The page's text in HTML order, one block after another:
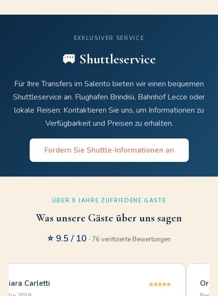
EXKLUSIVER SERVICE
🚐 Shuttleservice
Für Ihre Transfers im Salento bieten wir einen bequemen
Shuttleservice an. Flughafen Brindisi, Bahnhof Lecce oder
lokale Reisen: Kontaktieren Sie uns, um Informationen zu
Verfügbarkeit und Preisen zu erhalten.
Fordern Sie Shuttle-Informationen an
ÜBER 9 JAHRE ZUFRIEDENE GÄSTE
Was unsere Gäste über uns sagen
⭐ 9.5 / 10 · 76 verifizierte Bewertungen
Chiara Carletti ⭐⭐⭐⭐⭐